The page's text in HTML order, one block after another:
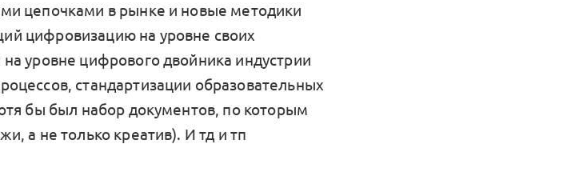
цепочками в рынке и новые методики
цифровизацию на уровне своих
уровне цифрового двойника индустрии
стандартизации образовательных
бы был набор документов, по которым
а не только креатив). И тд и тп